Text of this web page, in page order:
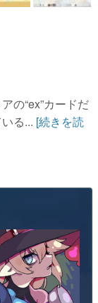
の“ex”カードだ
る... [続きを読